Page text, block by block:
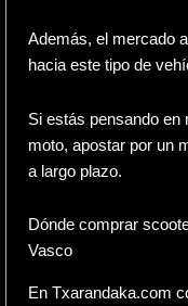
Además, el mercado
hacia este tipo de
Si estás pensando en
moto, apostar por un
a largo plazo.
Dónde comprar
Vasco
En Txarandaka.com